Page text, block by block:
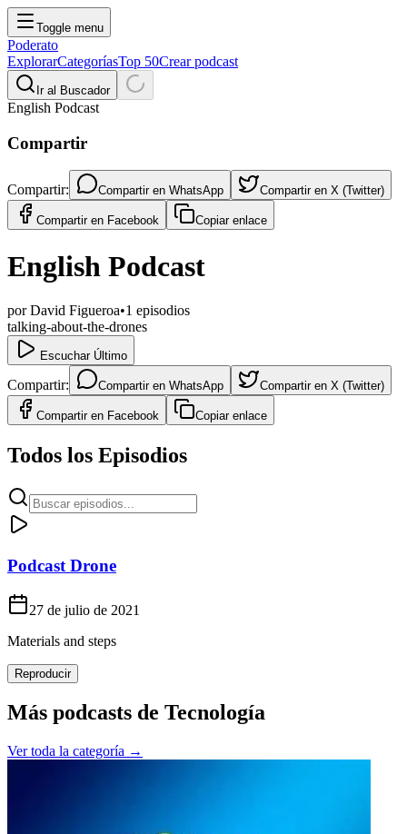
Toggle menu
Poderato
ExplorarCategoríasTop 50Crear podcast
Ir al Buscador
English Podcast
Compartir
Compartir: Compartir en WhatsApp Compartir en X (Twitter)
Compartir en Facebook Copiar enlace
English Podcast
porDavid Figueroa•1 episodios
talking-about-the-drones
Escuchar Último
Compartir: Compartir en WhatsApp Compartir en X (Twitter)
Compartir en Facebook Copiar enlace
Todos los Episodios
Podcast Drone
27 de julio de 2021
Materials and steps
Reproducir
Más podcasts de Tecnología
Ver toda la categoría →